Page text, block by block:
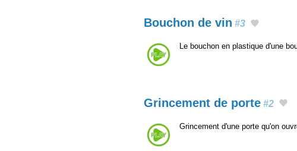
Bouchon de vin #3
Le bouchon en plastique d'une
Grincement de porte #2
Grincement d'une porte qu'on